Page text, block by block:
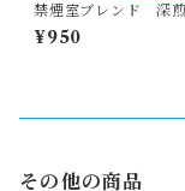
禁煙室ブレンド 深
g
¥950
その他の商品